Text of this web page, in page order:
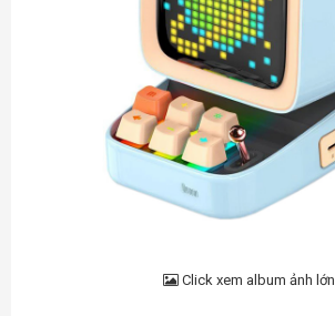
Click xem album ảnh lớn